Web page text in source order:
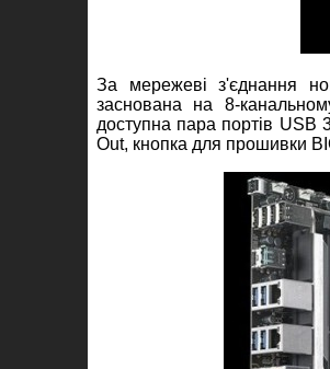
За мережеві з'єднання
заснована на 8-
доступна пара портів
Out, кнопка для прошивки